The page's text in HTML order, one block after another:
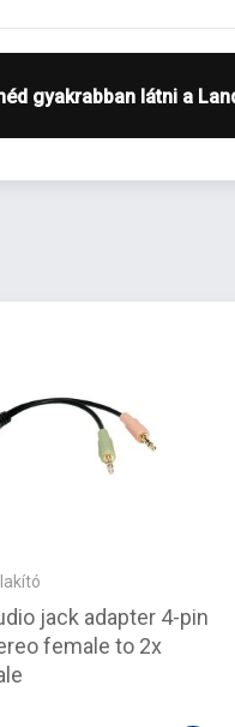
gyakrabban látni a
jack adapter 4-pin
female to 2x